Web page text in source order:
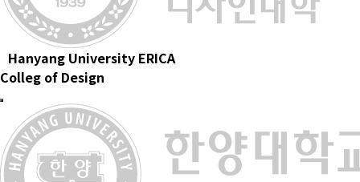
Hanyang University ERICA
Colleg of Design